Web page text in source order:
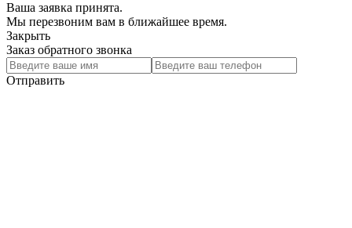
Ваша заявка принята.
Мы перезвоним вам в ближайшее время.
Закрыть
Заказ обратного звонка
Отправить